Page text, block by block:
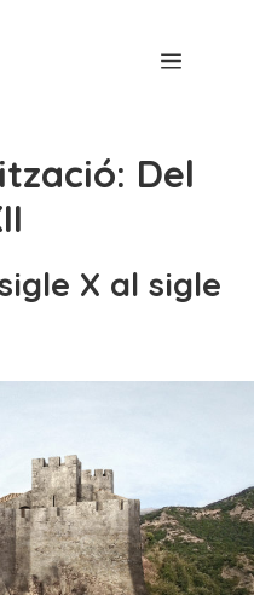
Menú
Del
X al sigle